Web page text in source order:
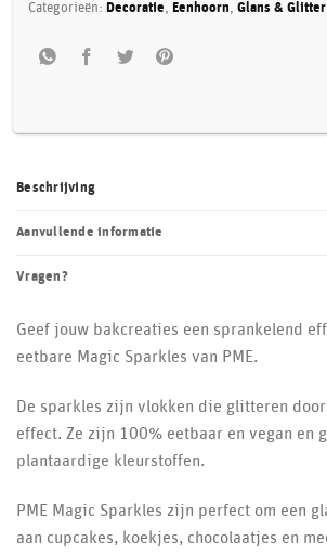
Categorieën: Decoratie, Eenhoorn,Glans & Glitter
Beschrijving
Aanvullende informatie
Vragen?
Geef jouw bakcreaties een sprankelend
eetbare Magic Sparkles van PME.
De sparkles zijn vlokken die glitteren
effect. Ze zijn 100% eetbaar en vegan en
plantaardige kleurstoffen.
PME Magic Sparkles zijn perfect om een
aan cupcakes, koekjes, chocolaatjes en